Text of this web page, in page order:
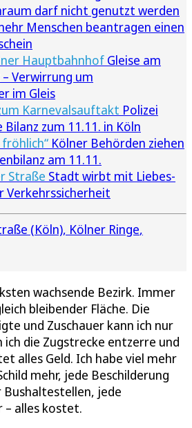
darf nicht genutzt werden
Menschen beantragen einen
Hauptbahnhof Gleise am
Verwirrung um
im Gleis
Karnevalsauftakt Polizei
zum 11.11. in Köln
Kölner Behörden ziehen
am 11.11.
Straße Stadt wirbt mit Liebes-
Verkehrssicherheit
(Köln) Kölner Ringe
wachsende Bezirk. Immer
bleibender Fläche. Die
und Zuschauer kann ich nur
die Zugstrecke entzerre und
alles Geld. Ich habe viel mehr
mehr, jede Beschilderung
jede
alles kostet.